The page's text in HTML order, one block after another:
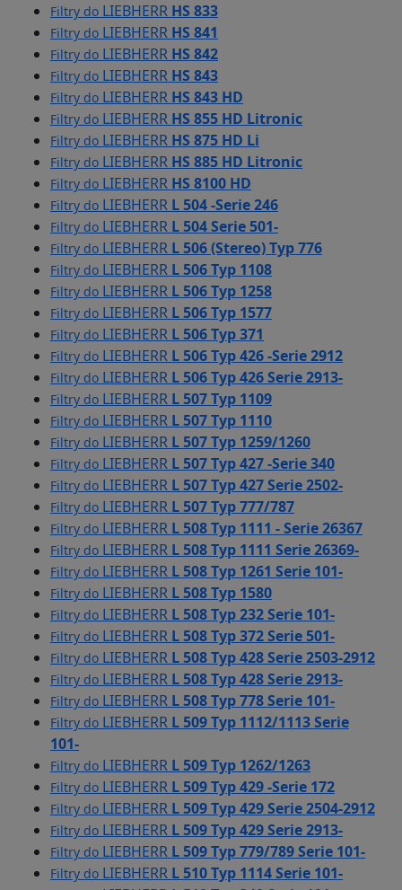
Filtry do LIEBHERR HS 833
Filtry do LIEBHERR HS 841
Filtry do LIEBHERR HS 842
Filtry do LIEBHERR HS 843
Filtry do LIEBHERR HS 843 HD
Filtry do LIEBHERR HS 855 HD Litronic
Filtry do LIEBHERR HS 875 HD Li
Filtry do LIEBHERR HS 885 HD Litronic
Filtry do LIEBHERR HS 8100 HD
Filtry do LIEBHERR L 504 -Serie 246
Filtry do LIEBHERR L 504 Serie 501-
Filtry do LIEBHERR L 506 (Stereo) Typ 776
Filtry do LIEBHERR L 506 Typ 1108
Filtry do LIEBHERR L 506 Typ 1258
Filtry do LIEBHERR L 506 Typ 1577
Filtry do LIEBHERR L 506 Typ 371
Filtry do LIEBHERR L 506 Typ 426 -Serie 2912
Filtry do LIEBHERR L 506 Typ 426 Serie 2913-
Filtry do LIEBHERR L 507 Typ 1109
Filtry do LIEBHERR L 507 Typ 1110
Filtry do LIEBHERR L 507 Typ 1259/1260
Filtry do LIEBHERR L 507 Typ 427 -Serie 340
Filtry do LIEBHERR L 507 Typ 427 Serie 2502-
Filtry do LIEBHERR L 507 Typ 777/787
Filtry do LIEBHERR L 508 Typ 1111 - Serie 26367
Filtry do LIEBHERR L 508 Typ 1111 Serie 26369-
Filtry do LIEBHERR L 508 Typ 1261 Serie 101-
Filtry do LIEBHERR L 508 Typ 1580
Filtry do LIEBHERR L 508 Typ 232 Serie 101-
Filtry do LIEBHERR L 508 Typ 372 Serie 501-
Filtry do LIEBHERR L 508 Typ 428 Serie 2503-2912
Filtry do LIEBHERR L 508 Typ 428 Serie 2913-
Filtry do LIEBHERR L 508 Typ 778 Serie 101-
Filtry do LIEBHERR L 509 Typ 1112/1113 Serie
101-
Filtry do LIEBHERR L 509 Typ 1262/1263
Filtry do LIEBHERR L 509 Typ 429 -Serie 172
Filtry do LIEBHERR L 509 Typ 429 Serie 2504-2912
Filtry do LIEBHERR L 509 Typ 429 Serie 2913-
Filtry do LIEBHERR L 509 Typ 779/789 Serie 101-
Filtry do LIEBHERR L 510 Typ 1114 Serie 101-